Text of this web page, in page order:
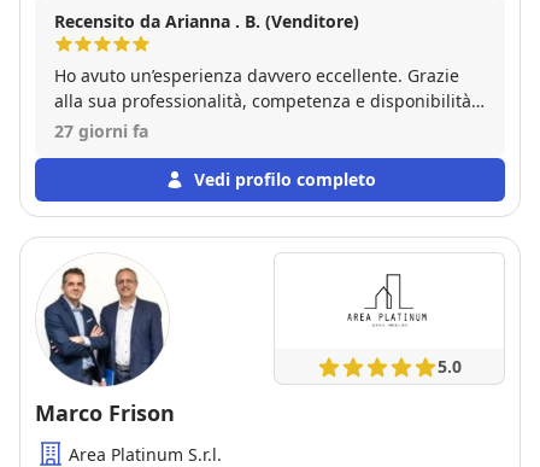
Recensito da Arianna . B. (Venditore)
Ho avuto un’esperienza davvero eccellente. Grazie
alla sua professionalità, competenza e disponibilità é
riuscita a vendere la casa dei miei genitori in una
desideravamo. Ci ha seguito con attenzione in ogni
fase della vendita, sempre pronta a rispondere a
27 giorni fa
Vedi profilo completo
5.0
Marco Frison
Area Platinum S.r.l.